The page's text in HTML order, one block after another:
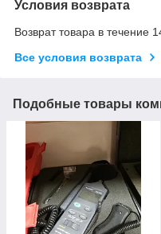
Условия возврата
Возврат товара в течение
Все условия возврата
Подобные товары